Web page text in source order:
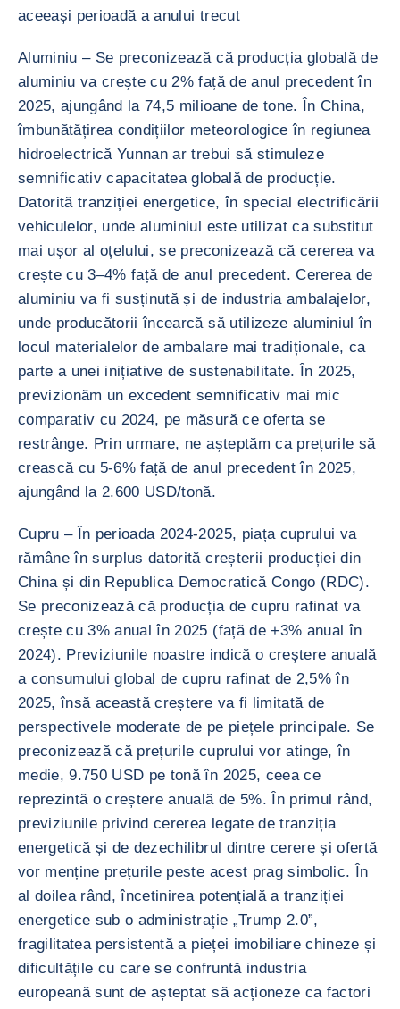
aceeași perioadă a anului trecut
Aluminiu – Se preconizează că producția globală de
aluminiu va crește cu 2% față de anul precedent în
2025, ajungând la 74,5 milioane de tone. În China,
îmbunătățirea condițiilor meteorologice în regiunea
hidroelectrică Yunnan ar trebui să stimuleze
semnificativ capacitatea globală de producție.
Datorită tranziției energetice, în special electrificării
vehiculelor, unde aluminiul este utilizat ca substitut
mai ușor al oțelului, se preconizează că cererea va
crește cu 3–4% față de anul precedent. Cererea de
aluminiu va fi susținută și de industria ambalajelor,
unde producătorii încearcă să utilizeze aluminiul în
locul materialelor de ambalare mai tradiționale, ca
parte a unei inițiative de sustenabilitate. În 2025,
previzionăm un excedent semnificativ mai mic
comparativ cu 2024, pe măsură ce oferta se
restrânge. Prin urmare, ne așteptăm ca prețurile să
crească cu 5-6% față de anul precedent în 2025,
ajungând la 2.600 USD/tonă.
Cupru – În perioada 2024-2025, piața cuprului va
rămâne în surplus datorită creșterii producției din
China și din Republica Democratică Congo (RDC).
Se preconizează că producția de cupru rafinat va
crește cu 3% anual în 2025 (față de +3% anual în
2024). Previziunile noastre indică o creștere anuală
a consumului global de cupru rafinat de 2,5% în
2025, însă această creștere va fi limitată de
perspectivele moderate de pe piețele principale. Se
preconizează că prețurile cuprului vor atinge, în
medie, 9.750 USD pe tonă în 2025, ceea ce
reprezintă o creștere anuală de 5%. În primul rând,
previziunile privind cererea legate de tranziția
energetică și de dezechilibrul dintre cerere și ofertă
vor menține prețurile peste acest prag simbolic. În
al doilea rând, încetinirea potențială a tranziției
energetice sub o administrație „Trump 2.0”,
fragilitatea persistentă a pieței imobiliare chineze și
dificultățile cu care se confruntă industria
europeană sunt de așteptat să acționeze ca factori